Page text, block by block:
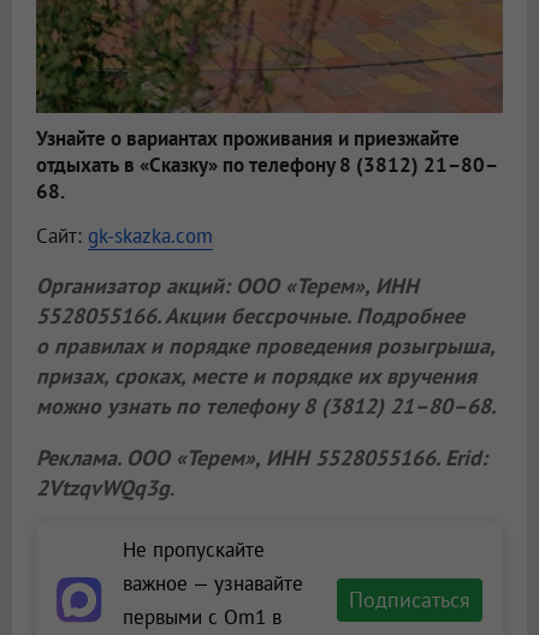
Узнайте о вариантах проживания и приезжайте
отдыхать в «Сказку» по телефону 8 (3812) 21–80–
68.
Сайт: gk-skazka.com
Организатор акций: ООО «Терем», ИНН
5528055166. Акции бессрочные. Подробнее
о правилах и порядке проведения розыгрыша,
призах, сроках, месте и порядке их вручения
можно узнать по телефону 8 (3812) 21–80–68.
Реклама. ООО «Терем», ИНН 5528055166. Erid:
2VtzqvWQq3g.
Не пропускайте
важное — узнавайте
первыми с Om1 в
Подписаться